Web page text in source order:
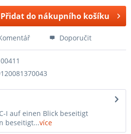
Přidat do nákupního košíku
Doporučit
I auf einen Blick beseitigt
beseitigt...více